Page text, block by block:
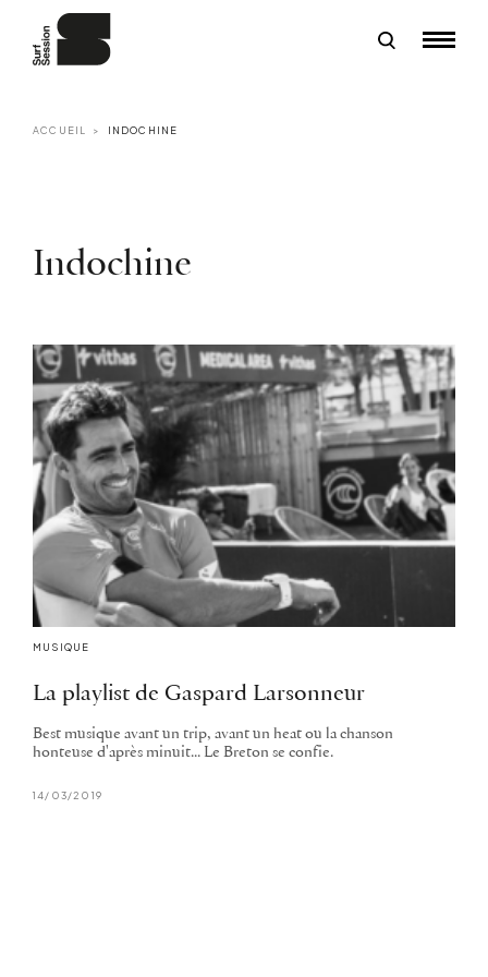
ACCUEIL INDOCHINE
Indochine
MUSIQUE
La playlist de Gaspard Larsonneur
Best musique avant un trip, avant un heat ou la chanson
honteuse d'après minuit... Le Breton se confie.
14/03/2019